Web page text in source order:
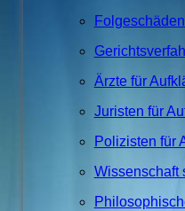
Ärzte für
Juristen für
Polizisten für
Wissenschaft